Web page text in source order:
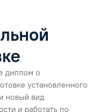
диплом о
установленного
новый вид
и работать по